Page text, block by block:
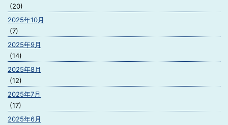
(20)
2025年10月
(7)
2025年9月
(14)
2025年8月
(12)
2025年7月
(17)
2025年6月